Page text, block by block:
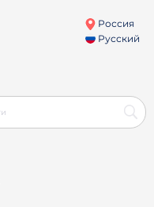
Россия
Русский